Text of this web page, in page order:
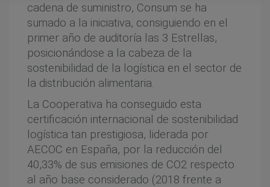
cadena de suministro, Consum se ha
sumado a la iniciativa, consiguiendo en el
primer año de auditoría las 3 Estrellas,
posicionándose a la cabeza de la
sostenibilidad de la logística en el sector de
la distribución alimentaria.
La Cooperativa ha conseguido esta
certificación internacional de sostenibilidad
logística tan prestigiosa, liderada por
AECOC en España, por la reducción del
40,33% de sus emisiones de CO2 respecto
al año base considerado (2018 frente a